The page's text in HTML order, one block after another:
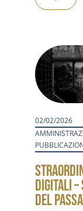
02/02/2026
DIGITALI –
DEL